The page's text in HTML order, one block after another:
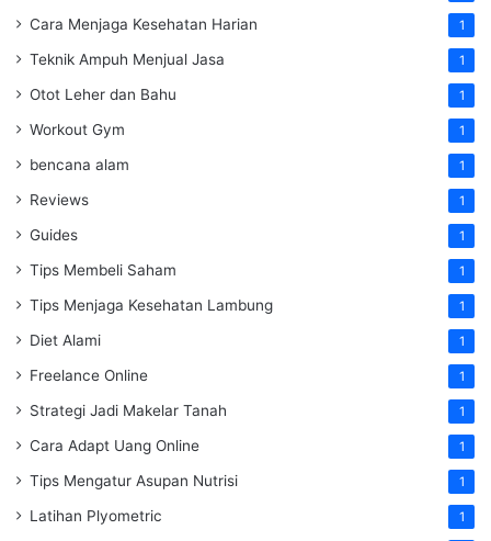
Cara Menjaga Kesehatan Harian 1
Teknik Ampuh Menjual Jasa 1
Otot Leher dan Bahu 1
Workout Gym 1
bencana alam 1
Reviews 1
Guides 1
Tips Membeli Saham 1
Tips Menjaga Kesehatan Lambung 1
Diet Alami 1
Freelance Online 1
Strategi Jadi Makelar Tanah 1
Cara Adapt Uang Online 1
Tips Mengatur Asupan Nutrisi 1
Latihan Plyometric 1